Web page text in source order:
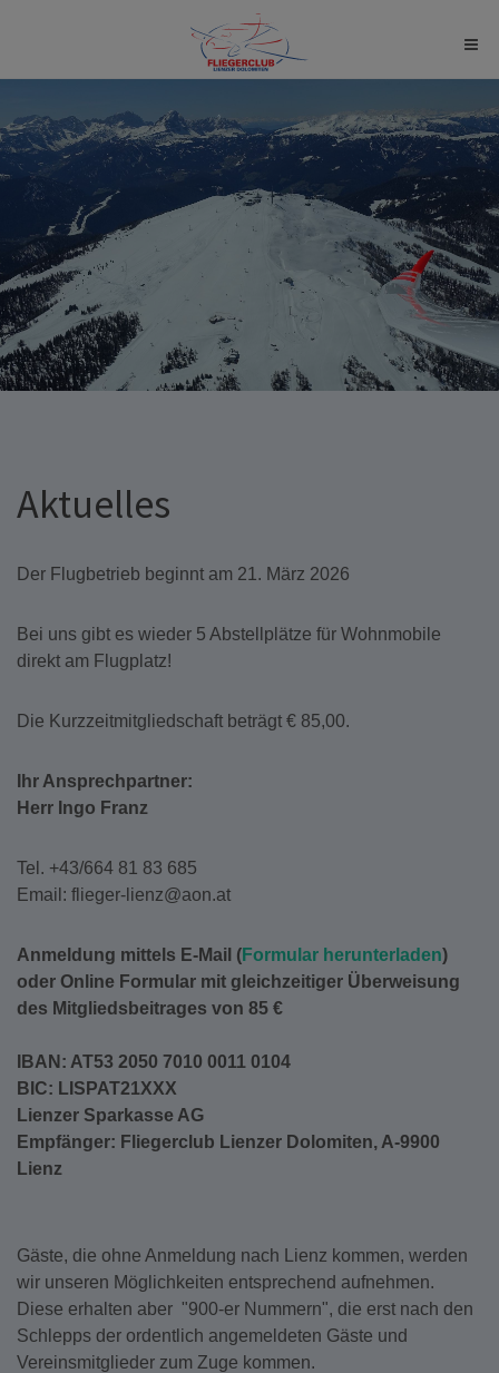
Aktuelles
Der Flugbetrieb beginnt am 21. März 2026
Bei uns gibt es wieder 5 Abstellplätze für Wohnmobile
direkt am Flugplatz!
Die Kurzzeitmitgliedschaft beträgt € 85,00.
Ihr Ansprechpartner:
Herr Ingo Franz
Tel. +43/664 81 83 685
Email: flieger-lienz@aon.at
Anmeldung mittels E-Mail (Formular herunterladen)
oder Online Formular mit gleichzeitiger Überweisung
des Mitgliedsbeitrages von 85 €
IBAN: AT53 2050 7010 0011 0104
BIC: LISPAT21XXX
Lienzer Sparkasse AG
Empfänger: Fliegerclub Lienzer Dolomiten, A-9900
Lienz
Gäste, die ohne Anmeldung nach Lienz kommen, werden
wir unseren Möglichkeiten entsprechend aufnehmen.
Diese erhalten aber "900-er Nummern", die erst nach den
Schlepps der ordentlich angemeldeten Gäste und
Vereinsmitglieder zum Zuge kommen.